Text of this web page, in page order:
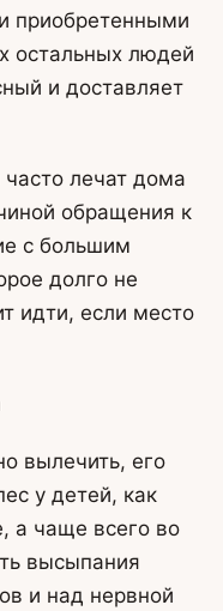
приобретенными
остальных людей
и доставляет
лечат дома
обращения к
с большим
долго не
идти, если место
вылечить, его
у детей, как
а чаще всего во
высыпания
и над нервной